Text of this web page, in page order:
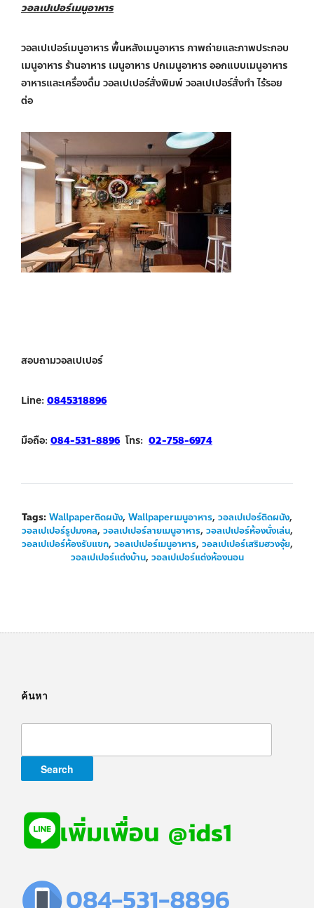
วอลเปเปอร์เมนูอาหาร
วอลเปเปอร์เมนูอาหาร พื้นหลังเมนูอาหาร ภาพถ่ายและภาพประกอบ
เมนูอาหาร ร้านอาหาร เมนูอาหาร ปกเมนูอาหาร ออกแบบเมนูอาหาร
อาหารและเครื่องดื่ม วอลเปเปอร์สั่งพิมพ์ วอลเปเปอร์สั่งทำ ไร้รอย
ต่อ
สอบถามวอลเปเปอร์
Line: 0845318896
มือถือ: 084-531-8896 โทร: 02-758-6974
Tags: Wallpaperติดผนัง, Wallpaperเมนูอาหาร, วอลเปเปอร์ติดผนัง,
วอลเปเปอร์รูปมงคล, วอลเปเปอร์ลายเมนูอาหาร, วอลเปเปอร์ห้องนั่งเล่น,
วอลเปเปอร์ห้องรับแขก, วอลเปเปอร์เมนูอาหาร, วอลเปเปอร์เสริมฮวงจุ้ย,
วอลเปเปอร์แต่งบ้าน, วอลเปเปอร์แต่งห้องนอน
ค้นหา